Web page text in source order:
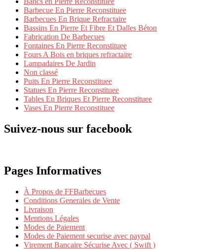
Barbecue En Pierre Reconstituee
Barbecues En Brique Refractaire
Bassins En Pierre Et Fibre Et Dalles Béton
Fabrication De Barbecues
Fontaines En Pierre Reconstituee
Fours A Bois en briques refractaire
Lampadaires De Jardin
Non classé
Puits En Pierre Reconstituee
Statues En Pierre Reconstituee
Tables En Briques Et Pierre Reconstituee
Vases En Pierre Reconstituee
Suivez-nous sur facebook
Pages Informatives
À Propos de FFBarbecues
Conditions Generales de Vente
Livraison
Mentions Légales
Modes de Paiement
Modes de Paiement securise avec paypal
Virement Bancaire Sécurise Avec ( Swift )